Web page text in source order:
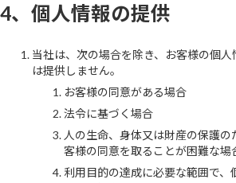
4、個人情報の提供
当社は、次の場合を除き、お客様の個
は提供しません。
お客様の同意がある場合
法令に基づく場合
人の生命、身体又は財産の保護の
客様の同意を取ることが困難な場
利用目的の達成に必要な範囲で